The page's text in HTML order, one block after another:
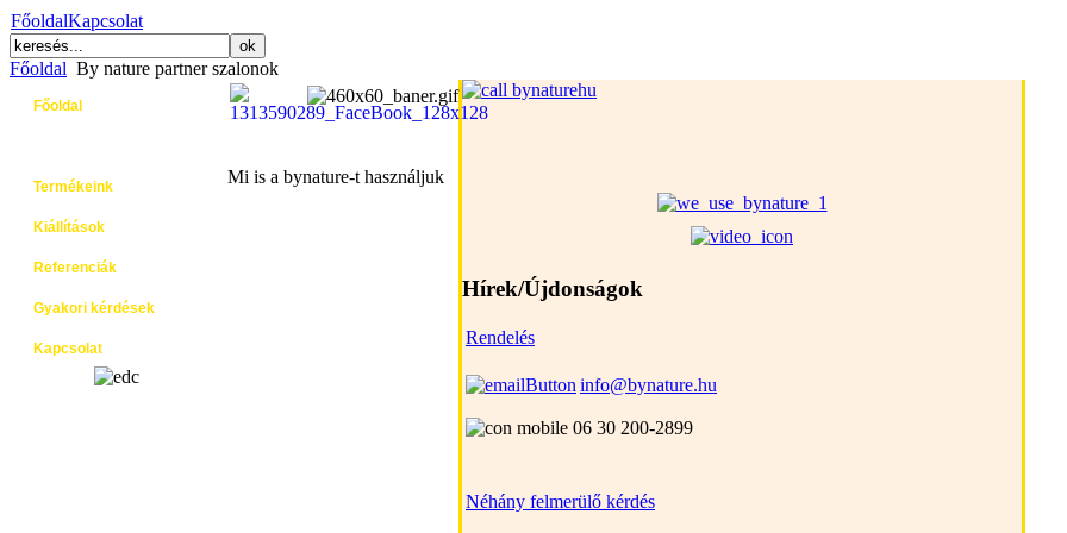
FőoldalKapcsolat
Főoldal By nature partner szalonok
Főoldal
Termékeink
Kiállítások
Referenciák
Gyakori kérdések
Kapcsolat
Mi is a bynature-t használjuk
Hírek/Újdonságok
Rendelés
info@bynature.hu
06 30 200-2899
Néhány felmerülő kérdés